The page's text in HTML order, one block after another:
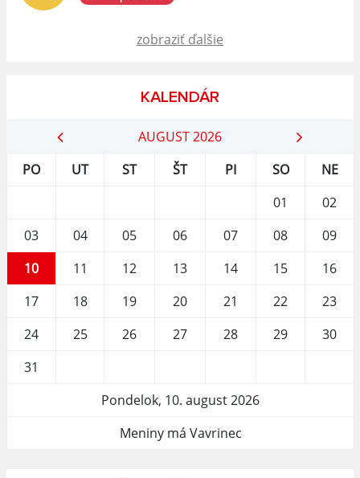
zobraziť ďalšie
KALENDÁR
AUGUST 2026
PO
UT ST ŠT PI SO
NE
01
02
03
04 05 06 07 08
09
10
11 12 13 14 15
16
17
18 19 20 21 22
23
24
25 26 27 28 29
30
31
Pondelok, 10. august 2026
Meniny má Vavrinec